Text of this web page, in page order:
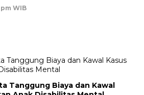
WIB
Tanggung Biaya dan Kawal